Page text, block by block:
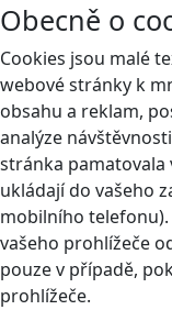
Obecně o
Cookies jsou malé
webové stránky k
obsahu a reklam,
analýze
stránka pamatovala
ukládají do vašeho
mobilního
vašeho prohlížeče
pouze v případě,
prohlížeče.